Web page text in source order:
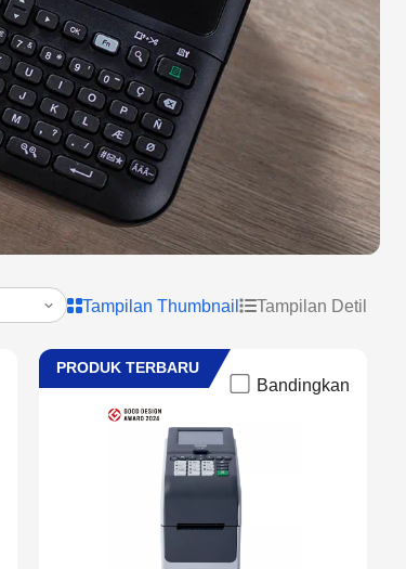
Tampilan Thumbnail Tampilan Detil
PRODUK TERBARU
Bandingkan